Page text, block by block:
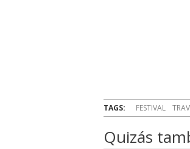
TAGS: FESTIVAL
Quizás